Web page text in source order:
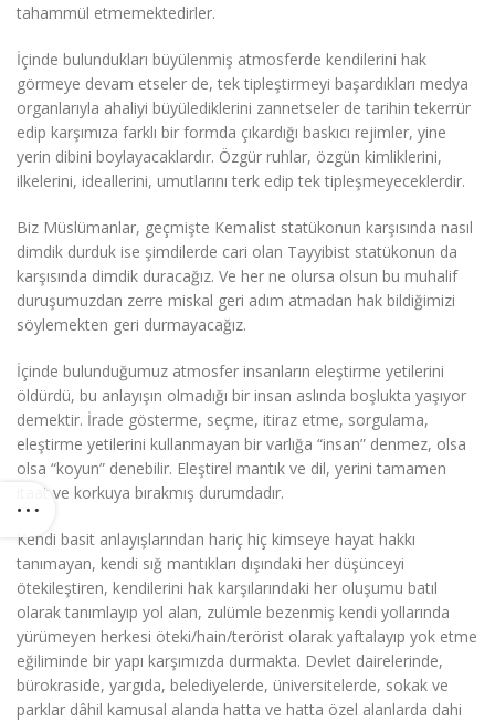
tahammül etmemektedirler.
İçinde bulundukları büyülenmiş atmosferde kendilerini hak
görmeye devam etseler de, tek tipleştirmeyi başardıkları medya
organlarıyla ahaliyi büyülediklerini zannetseler de tarihin tekerrür
edip karşımıza farklı bir formda çıkardığı baskıcı rejimler, yine
yerin dibini boylayacaklardır. Özgür ruhlar, özgün kimliklerini,
ilkelerini, ideallerini, umutlarını terk edip tek tipleşmeyeceklerdir.
Biz Müslümanlar, geçmişte Kemalist statükonun karşısında nasıl
dimdik durduk ise şimdilerde cari olan Tayyibist statükonun da
karşısında dimdik duracağız. Ve her ne olursa olsun bu muhalif
duruşumuzdan zerre miskal geri adım atmadan hak bildiğimizi
söylemekten geri durmayacağız.
İçinde bulunduğumuz atmosfer insanların eleştirme yetilerini
öldürdü, bu anlayışın olmadığı bir insan aslında boşlukta yaşıyor
demektir. İrade gösterme, seçme, itiraz etme, sorgulama,
eleştirme yetilerini kullanmayan bir varlığa “insan” denmez, olsa
olsa “koyun” denebilir. Eleştirel mantık ve dil, yerini tamamen
itaat ve korkuya bırakmış durumdadır.
Kendi basit anlayışlarından hariç hiç kimseye hayat hakkı
tanımayan, kendi sığ mantıkları dışındaki her düşünceyi
ötekileştiren, kendilerini hak karşılarındaki her oluşumu batıl
olarak tanımlayıp yol alan, zulümle bezenmiş kendi yollarında
yürümeyen herkesi öteki/hain/terörist olarak yaftalayıp yok etme
eğiliminde bir yapı karşımızda durmakta. Devlet dairelerinde,
bürokraside, yargıda, belediyelerde, üniversitelerde, sokak ve
parklar dâhil kamusal alanda hatta ve hatta özel alanlarda dahi